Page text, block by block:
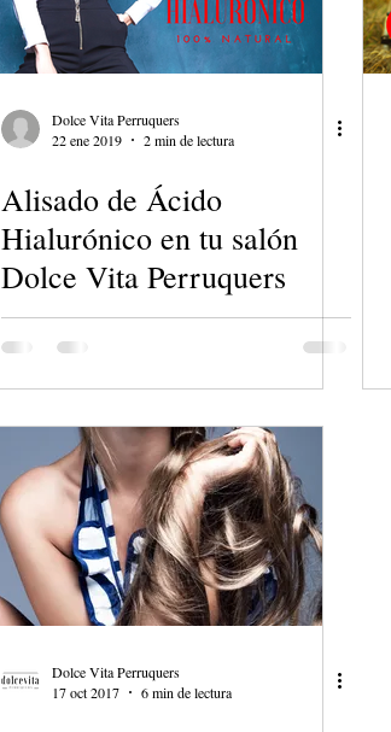
Dolce Vita Perruquers
22 ene 2019
2 min de lectura
Alisado de Ácido
Hialurónico en tu salón
Dolce Vita Perruquers
Dolce Vita Perruquers
17 oct 2017
6 min de lectura